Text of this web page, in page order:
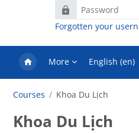
Password
Forgotten your
More English ‎(en)‎
Courses Khoa Du Lịch
Khoa Du Lịch